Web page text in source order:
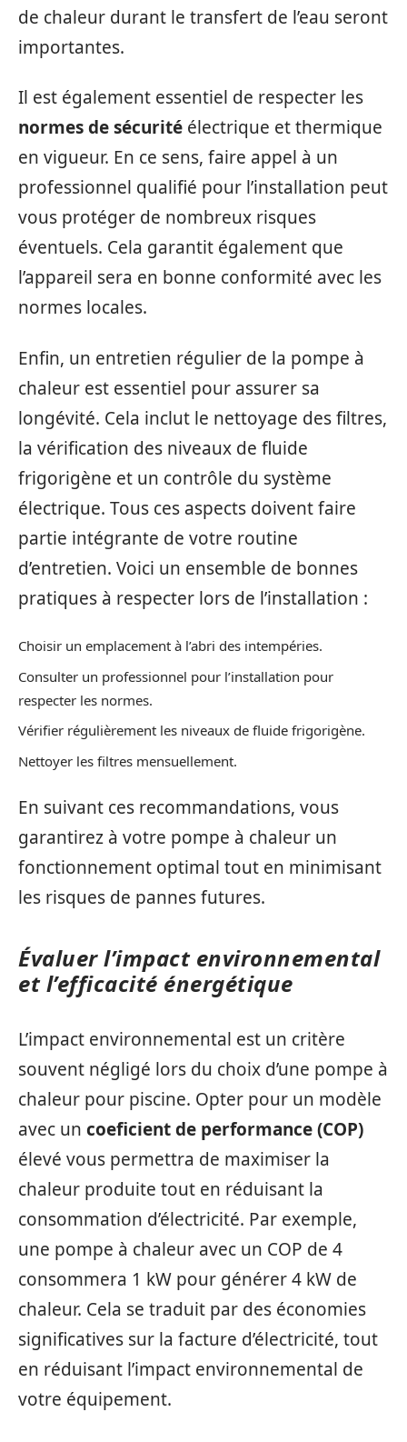
de chaleur durant le transfert de l’eau seront
importantes.
Il est également essentiel de respecter les
normes de sécurité électrique et thermique
en vigueur. En ce sens, faire appel à un
professionnel qualifié pour l’installation peut
vous protéger de nombreux risques
éventuels. Cela garantit également que
l’appareil sera en bonne conformité avec les
normes locales.
Enfin, un entretien régulier de la pompe à
chaleur est essentiel pour assurer sa
longévité. Cela inclut le nettoyage des filtres,
la vérification des niveaux de fluide
frigorigène et un contrôle du système
électrique. Tous ces aspects doivent faire
partie intégrante de votre routine
d’entretien. Voici un ensemble de bonnes
pratiques à respecter lors de l’installation :
Choisir un emplacement à l’abri des intempéries.
Consulter un professionnel pour l’installation pour
respecter les normes.
Vérifier régulièrement les niveaux de fluide frigorigène.
Nettoyer les filtres mensuellement.
En suivant ces recommandations, vous
garantirez à votre pompe à chaleur un
fonctionnement optimal tout en minimisant
les risques de pannes futures.
Évaluer l’impact environnemental
et l’efficacité énergétique
L’impact environnemental est un critère
souvent négligé lors du choix d’une pompe à
chaleur pour piscine. Opter pour un modèle
avec un coeficient de performance (COP)
élevé vous permettra de maximiser la
chaleur produite tout en réduisant la
consommation d’électricité. Par exemple,
une pompe à chaleur avec un COP de 4
consommera 1 kW pour générer 4 kW de
chaleur. Cela se traduit par des économies
significatives sur la facture d’électricité, tout
en réduisant l’impact environnemental de
votre équipement.